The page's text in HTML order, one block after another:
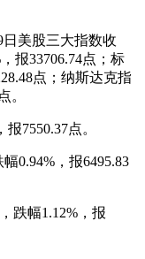
美股三大指数收
报33706.74点；标
点；纳斯达克指
。
7550.37点。
0.94%，报6495.83
跌幅1.12%，报